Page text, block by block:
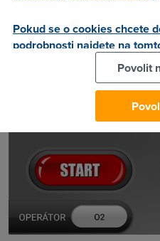
Pokud se o cookies chcete
podrobnosti najdete na
Povolit